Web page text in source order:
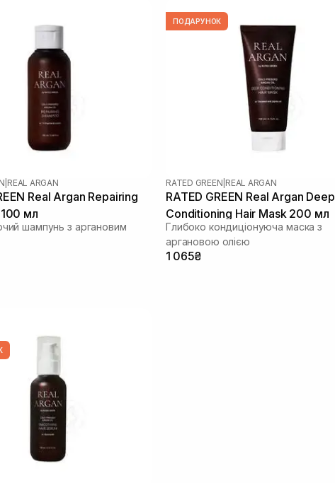
REAL ARGAN
Real Argan Repairing
мл
шампунь з аргановим
ПОДАРУНОК
RATED GREEN REAL ARGAN
RATED GREEN Real Argan Deep
Conditioning Hair Mask 200 мл
Глибоко кондиціонуюча маска з
аргановою олією
1 065₴